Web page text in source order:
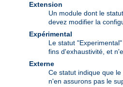
Extension
Un module dont le
devez modifier la
Expérimental
Le statut
fins d'exhaustivité, et
Externe
Ce statut indique que
n'en assurons pas le